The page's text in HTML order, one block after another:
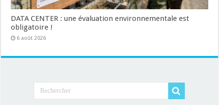
DATA CENTER : une évaluation environnementale est
obligatoire !
6 août 2026